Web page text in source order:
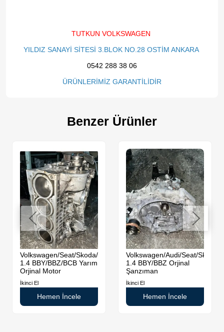
TUTKUN VOLKSWAGEN
YILDIZ SANAYİ SİTESİ 3.BLOK NO.28 OSTİM ANKARA
0542 288 38 06
ÜRÜNLERİMİZ GARANTİLİDİR
Benzer Ürünler
Volkswagen/Seat/Skoda/Audi
1.4 BBY/BBZ/BCB Yarım
Orjinal Motor
İkinci El
Hemen İncele
Volkswagen/Audi/Seat/Skoda
1.4 BBY/BBZ Orjinal
Şanzıman
İkinci El
Hemen İncele